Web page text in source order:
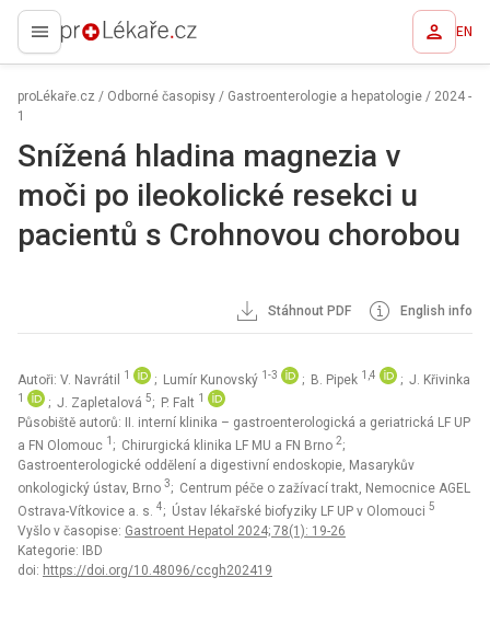
proLékaře.cz EN
proLékaře.cz / Odborné časopisy / Gastroenterologie a hepatologie / 2024 -
1
Snížená hladina magnezia v
moči po ileokolické resekci u
pacientů s Crohnovou chorobou
Stáhnout PDF English info
Autoři: V. Navrátil 1 ; Lumír Kunovský 1-3 ; B. Pipek 1,4 ; J. Křivinka
1 ; J. Zapletalová 5; P. Falt 1
Působiště autorů: II. interní klinika – gastroenterologická a geriatrická LF UP
a FN Olomouc 1 ; Chirurgická klinika LF MU a FN Brno 2;
Gastroenterologické oddělení a digestivní endoskopie, Masarykův
onkologický ústav, Brno 3; Centrum péče o zažívací trakt, Nemocnice AGEL
Ostrava-Vítkovice a. s. 4; Ústav lékařské bio­fyziky LF UP v Olomouci 5
Vyšlo v časopise: Gastroent Hepatol 2024; 78(1): 19-26
Kategorie: IBD
doi: https://doi.org/10.48096/ccgh202419